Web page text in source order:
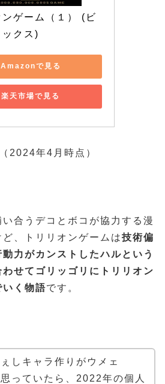
ンゲーム（１） (ビ
ックス)
Amazonで見る
楽天市場で見る
2024年4月時点）
合うデコとボコが協力する漫
、トリリオンゲームは技術偏
力がカンストしたハルという
せてゴリッゴリにトリリオン
いく物語です。
しキャラ作りがウメェ
っていたら、2022年の個人